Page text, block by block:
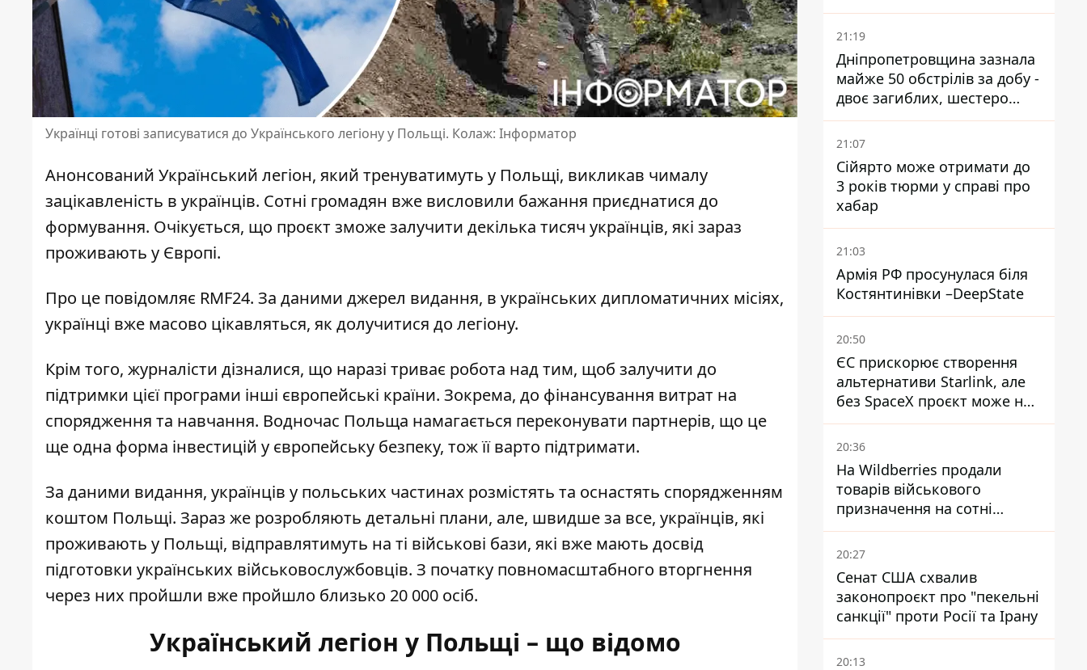
Українці готові записуватися до Українського легіону у Польщі. Колаж: Інформатор
Анонсований Український легіон, який тренуватимуть у Польщі, викликав чималу
зацікавленість в українців. Сотні громадян вже висловили бажання приєднатися до
формування. Очікується, що проєкт зможе залучити декілька тисяч українців, які зараз
проживають у Європі.
Про це повідомляє RMF24. За даними джерел видання, в українських дипломатичних місіях,
українці вже масово цікавляться, як долучитися до легіону.
Крім того, журналісти дізналися, що наразі триває робота над тим, щоб залучити до
підтримки цієї програми інші європейські країни. Зокрема, до фінансування витрат на
спорядження та навчання. Водночас Польща намагається переконувати партнерів, що це
ще одна форма інвестицій у європейську безпеку, тож її варто підтримати.
За даними видання, українців у польських частинах розмістять та оснастять спорядженням
коштом Польщі. Зараз же розробляють детальні плани, але, швидше за все, українців, які
проживають у Польщі, відправлятимуть на ті військові бази, які вже мають досвід
підготовки українських військовослужбовців. З початку повномасштабного вторгнення
через них пройшли вже пройшло близько 20 000 осіб.
Український легіон у Польщі – що відомо
21:19
Дніпропетровщина зазнала
майже 50 обстрілів за добу -
двоє загиблих, шестеро
постраждалих
21:07
Сійярто може отримати до
3 років тюрми у справі про
хабар
21:03
Армія РФ просунулася біля
Костянтинівки –DeepState
20:50
ЄС прискорює створення
альтернативи Starlink, але
без SpaceX проєкт може не
обійтися
20:36
На Wildberries продали
товарів військового
призначення на сотні
мільйонів, але удари ЗСУ
змінили ситуацію
20:27
Сенат США схвалив
законопроєкт про "пекельні
санкції" проти Росії та Ірану
20:13